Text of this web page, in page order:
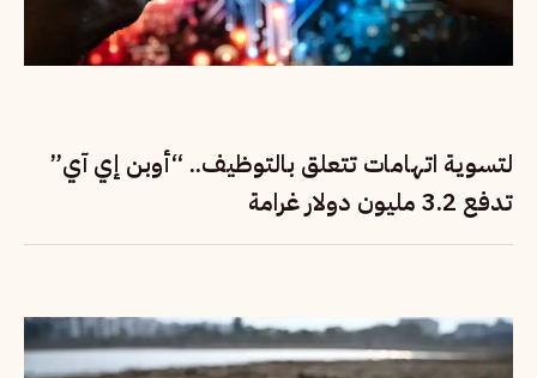
لتسوية اتهامات تتعلق بالتوظيف.. “أوبن إي آي”
تدفع 3.2 مليون دولار غرامة